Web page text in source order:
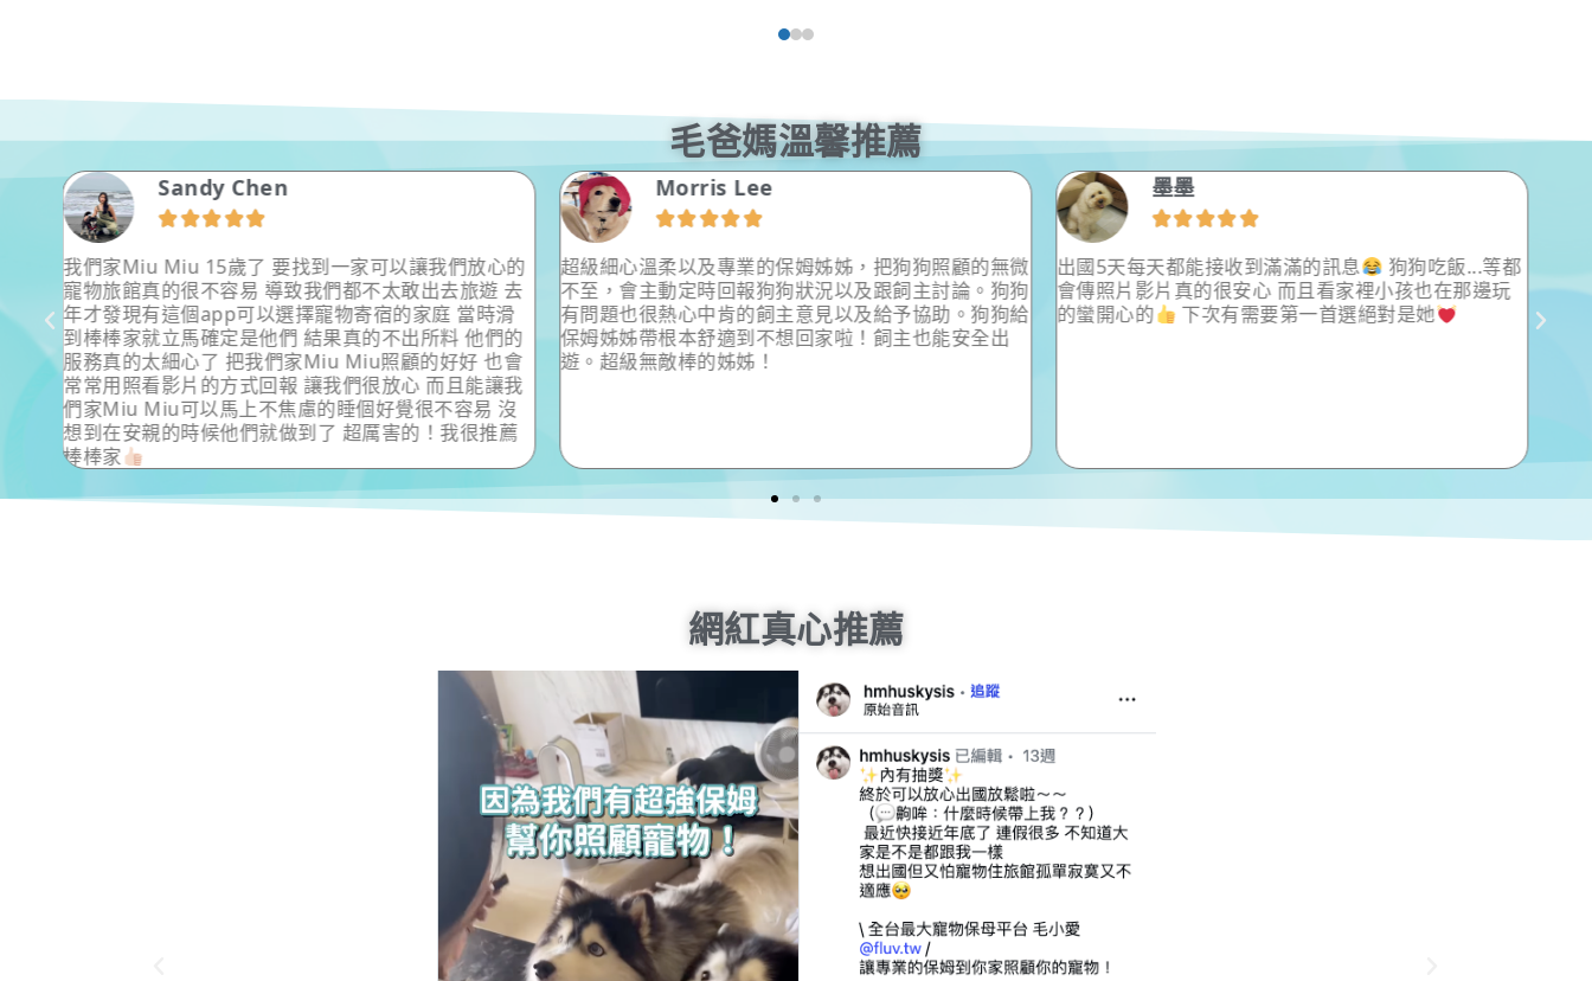
毛爸媽溫馨推薦
Sandy Chen

我們家Miu Miu 15歲了 要找到一家可以讓我們放心的
寵物旅館真的很不容易 導致我們都不太敢出去旅遊 去
年才發現有這個app可以選擇寵物寄宿的家庭 當時滑
到棒棒家就立馬確定是他們 結果真的不出所料 他們的
服務真的太細心了 把我們家Miu Miu照顧的好好 也會
常常用照看影片的方式回報 讓我們很放心 而且能讓我
們家Miu Miu可以馬上不焦慮的睡個好覺很不容易 沒
想到在安親的時候他們就做到了 超厲害的！我很推薦
棒棒家
Morris Lee

超級細心溫柔以及專業的保姆姊姊，把狗狗照顧的無微
不至，會主動定時回報狗狗狀況以及跟飼主討論。狗狗
有問題也很熱心中肯的飼主意見以及給予協助。狗狗給
保姆姊姊帶根本舒適到不想回家啦！飼主也能安全出
遊。超級無敵棒的姊姊！
墨墨

出國5天每天都能接收到滿滿的訊息
狗狗吃飯...等都
會傳照片影片真的很安心 而且看家裡小孩也在那邊玩
的蠻開心的
下次有需要第一首選絕對是她
寵
棒
網紅真心推薦